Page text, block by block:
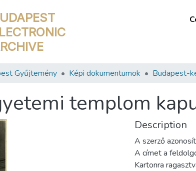
UDAPEST
LECTRONIC
RCHIVE
Gyűjtemény Képi dokumentumok Budapest-
templom
Description
A szerző
A címet a
Kartonra